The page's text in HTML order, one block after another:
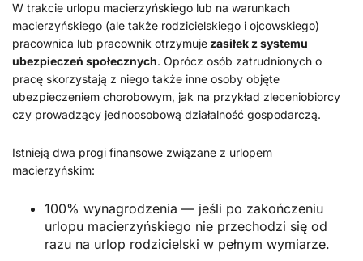
W trakcie urlopu macierzyńskiego lub na warunkach
macierzyńskiego (ale także rodzicielskiego i ojcowskiego)
pracownica lub pracownik otrzymuje zasiłek z systemu
ubezpieczeń społecznych. Oprócz osób zatrudnionych o
pracę skorzystają z niego także inne osoby objęte
ubezpieczeniem chorobowym, jak na przykład zleceniobiorcy
czy prowadzący jednoosobową działalność gospodarczą.
Istnieją dwa progi finansowe związane z urlopem
macierzyńskim:
100% wynagrodzenia — jeśli po zakończeniu
urlopu macierzyńskiego nie przechodzi się od
razu na urlop rodzicielski w pełnym wymiarze.